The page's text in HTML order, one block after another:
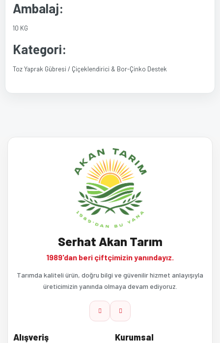
Ambalaj:
10 KG
Kategori:
Toz Yaprak Gübresi / Çiçeklendirici & Bor-Çinko Destek
Yorum Yaz
Görüş ve önerileriniz için teşekkür ederiz.
Ürün resmi kalitesiz, bozuk veya görüntülenemiyor.
Ürün açıklamasında eksik bilgiler bulunuyor.
Ürün bilgilerinde hatalar bulunuyor.
Ürün fiyatı diğer sitelerden daha pahalı.
Bu ürüne benzer farklı alternatifler olmalı.
Serhat Akan Tarım
1989'dan beri çiftçimizin yanındayız.
Tarımda kaliteli ürün, doğru bilgi ve güvenilir hizmet anlayışıyla
üreticimizin yanında olmaya devam ediyoruz.
Alışveriş Kurumsal